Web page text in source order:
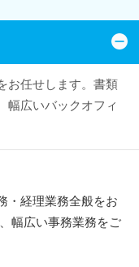
お任せします。書類
幅広いバックオフィ
・経理業務全般をお
幅広い事務業務をご